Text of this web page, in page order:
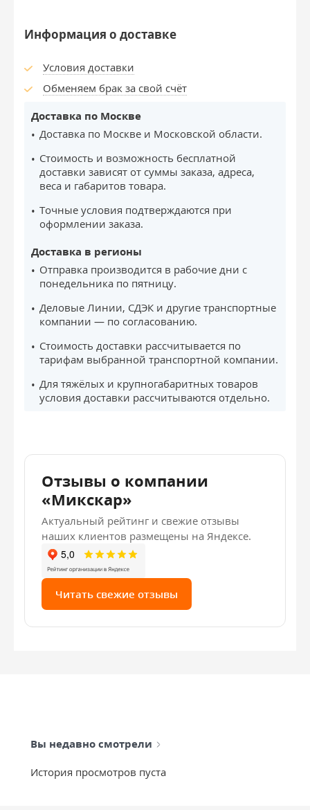
Информация о доставке
Условия доставки
Обменяем брак за свой счёт
Доставка по Москве
Доставка по Москве и Московской области.
Стоимость и возможность бесплатной
доставки зависят от суммы заказа, адреса,
веса и габаритов товара.
Точные условия подтверждаются при
оформлении заказа.
Доставка в регионы
Отправка производится в рабочие дни с
понедельника по пятницу.
Деловые Линии, СДЭК и другие транспортные
компании — по согласованию.
Стоимость доставки рассчитывается по
тарифам выбранной транспортной компании.
Для тяжёлых и крупногабаритных товаров
условия доставки рассчитываются отдельно.
Отзывы о компании
«Микскар»
Актуальный рейтинг и свежие отзывы
наших клиентов размещены на Яндексе.
Читать свежие отзывы
Вы недавно смотрели
История просмотров пуста